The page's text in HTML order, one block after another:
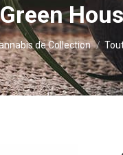
Green
de Collection